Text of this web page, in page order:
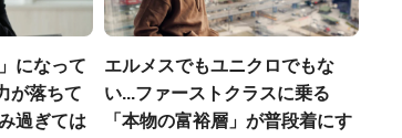
になって
が落ちて
過ぎては
エルメスでもユニクロでもな
い...ファーストクラスに乗る
「本物の富裕層」が普段着にす